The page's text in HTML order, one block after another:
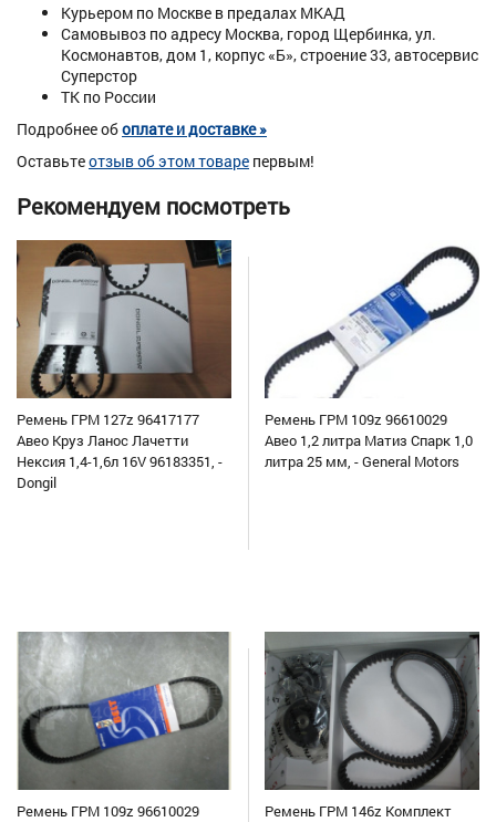
Курьером по Москве в предалах МКАД
Самовывоз по адресу Москва, город Щербинка, ул.
Космонавтов, дом 1, корпус «Б», строение 33, автосервис
Суперстор
ТК по России
Подробнее обоплате и доставке »
Оставьтеотзыв об этом товаре первым!
Рекомендуем посмотреть
Ремень ГРМ 127z 96417177
Авео Круз Ланос Лачетти
Нексия 1,4-1,6л 16V 96183351, -
Dongil
Ремень ГРМ 109z 96610029
Авео 1,2 литра Матиз Спарк 1,0
литра 25 мм, - General Motors
Ремень ГРМ 109z 96610029
Ремень ГРМ 146z Комплект